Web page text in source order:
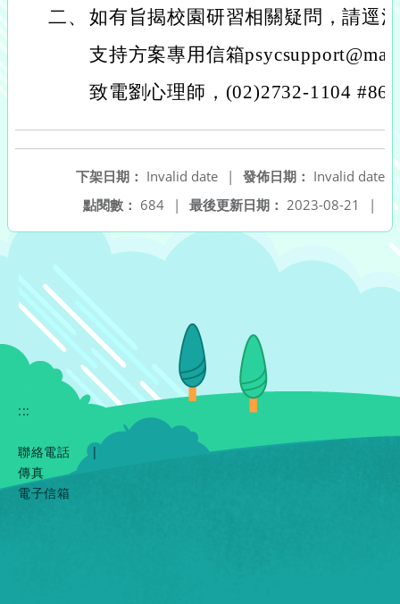
二、 如有旨揭校園研習相關疑問，請逕
支持方案專用信箱
致電劉心理師，(02)2732-1104
發佈日期： Invalid date
下架日期： Invalid date
|
最後更新日期： 2023-08-21 |
點閱數： 684 |
:::
聯絡電話
|
傳真
電子信箱